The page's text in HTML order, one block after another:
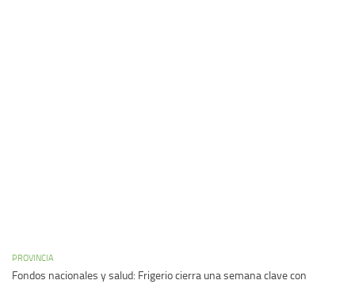
PROVINCIA
Fondos nacionales y salud: Frigerio cierra una semana clave con